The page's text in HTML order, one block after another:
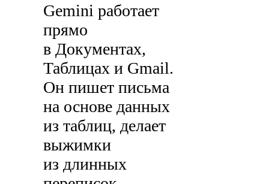
Gemini работает
прямо
в Документах,
Таблицах и Gmail.
Он пишет письма
на основе данных
из таблиц, делает
выжимки
из длинных